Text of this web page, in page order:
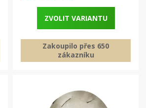
ZVOLIT VARIANTU
Zakoupilo přes 650
zákazníku